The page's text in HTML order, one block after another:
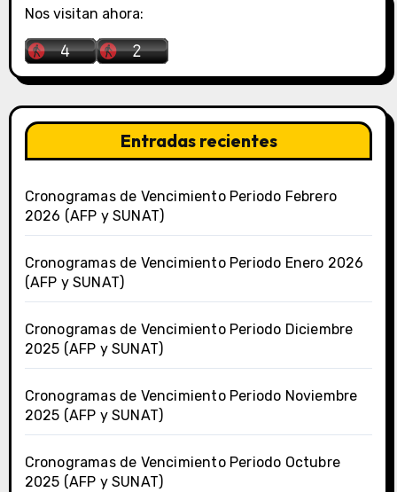
Nos visitan ahora:
Entradas recientes
Cronogramas de Vencimiento Periodo Febrero
2026 (AFP y SUNAT)
Cronogramas de Vencimiento Periodo Enero 2026
(AFP y SUNAT)
Cronogramas de Vencimiento Periodo Diciembre
2025 (AFP y SUNAT)
Cronogramas de Vencimiento Periodo Noviembre
2025 (AFP y SUNAT)
Cronogramas de Vencimiento Periodo Octubre
2025 (AFP y SUNAT)